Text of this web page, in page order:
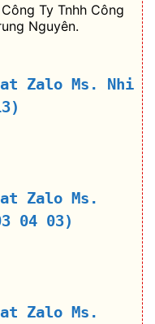
Ty Tnhh Công
Nguyên.
Zalo Ms. Nhi
Zalo Ms.
04 03)
Zalo Ms.